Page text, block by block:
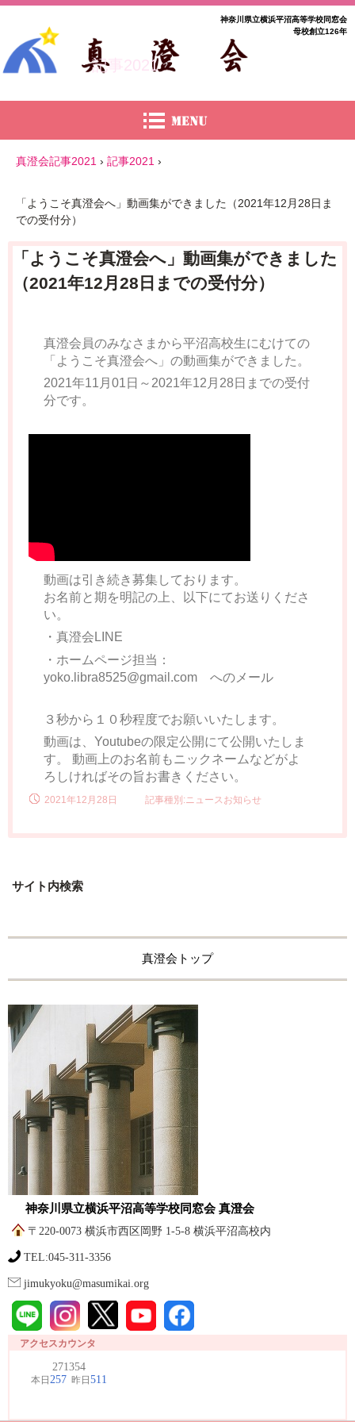
記事2021
神奈川県立横浜平沼高等学校同窓会
母校創立126年
真澄会記事2021 › 記事2021 ›
「ようこそ真澄会へ」動画集ができました（2021年12月28日ま
での受付分）
「ようこそ真澄会へ」動画集ができました
（2021年12月28日までの受付分）
真澄会員のみなさまから平沼高校生にむけての
「ようこそ真澄会へ」の動画集ができました。
2021年11月01日～2021年12月28日までの受付
分です。
動画は引き続き募集しております。
お名前と期を明記の上、以下にてお送りくださ
い。
・真澄会LINE
・ホームページ担当：
yoko.libra8525@gmail.com へのメール
３秒から１０秒程度でお願いいたします。
動画は、Youtubeの限定公開にて公開いたしま
す。 動画上のお名前もニックネームなどがよ
ろしければその旨お書きください。
2021年12月28日 記事種別:ニュースお知らせ
サイト内検索
真澄会トップ
神奈川県立横浜平沼高等学校同窓会 真澄会
〒220-0073 横浜市西区岡野 1-5-8 横浜平沼高校内
TEL:045-311-3356
jimukyoku@masumikai.org
アクセスカウンタ